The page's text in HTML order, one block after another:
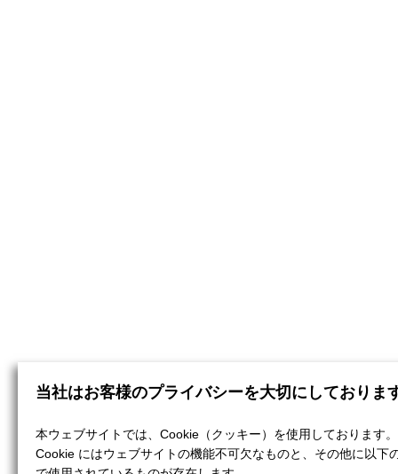
当社はお客様のプライバシーを大切にしておりま
本ウェブサイトでは、Cookie（クッキー）を使用しております。
Cookie にはウェブサイトの機能不可欠なものと、その他に以下